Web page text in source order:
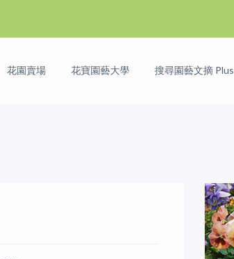
花園賣場 花寶園藝大學 搜尋園藝文摘 Plus